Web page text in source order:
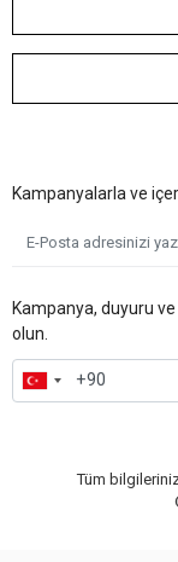
Kampanyalarla ve
Kampanya, duyuru
olun.
Tüm